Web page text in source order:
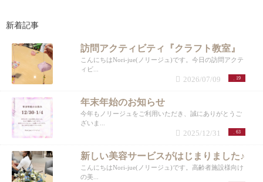
新着記事
訪問アクティビティ『クラフト教室』
こんにちはNori-jue(ノリージュ)です。今日の訪問アクテ
ィビ...
19
2026/07/09
年末年始のお知らせ
今年もノリージュをご利用いただき、誠にありがとうご
ざいま...
63
2025/12/31
新しい美容サービスがはじまりました♪
こんにちはNori-jue(ノリージュ)です。高齢者施設様向け
の美...